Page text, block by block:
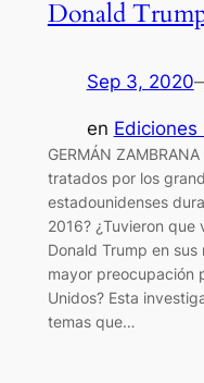
Donald
Sep 3, 2020
en Ediciones
GERMÁN
tratados por los
estadounidenses
2016? ¿Tuvieron
Donald Trump en sus
mayor preocupación
Unidos? Esta
temas que…